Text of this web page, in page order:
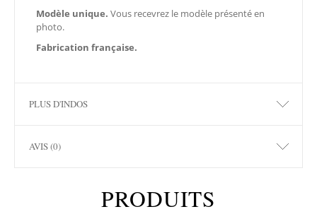
Modèle unique. Vous recevrez le modèle présenté en
photo.
Fabrication française.
PLUS D'INDOS
AVIS (0)
PRODUITS